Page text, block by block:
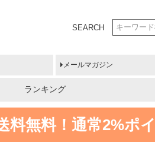
SEARCH
メールマガジン
ランキング
料無料！ 通常2%ポ